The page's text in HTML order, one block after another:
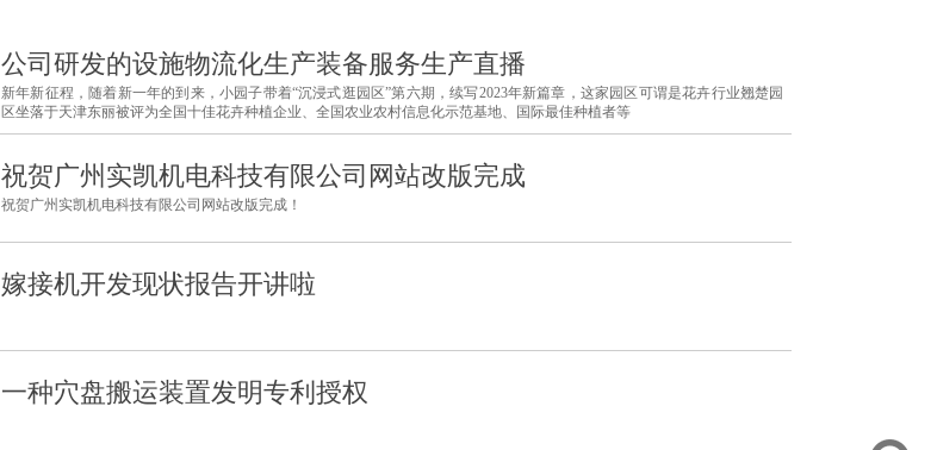
公司研发的设施物流化生产装备服务生产直播
新年新征程，随着新一年的到来，小园子带着“沉浸式逛园区”第六期，续写2023年新篇章，这家园区可谓是花卉行业翘楚园
区坐落于天津东丽被评为全国十佳花卉种植企业、全国农业农村信息化示范基地、国际最佳种植者等
祝贺广州实凯机电科技有限公司网站改版完成
祝贺广州实凯机电科技有限公司网站改版完成！
嫁接机开发现状报告开讲啦
一种穴盘搬运装置发明专利授权